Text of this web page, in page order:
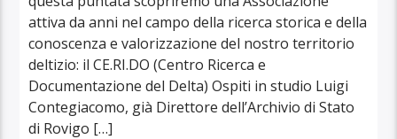
attiva da anni nel campo della ricerca storica e della
conoscenza e valorizzazione del nostro territorio
deltizio: il CE.RI.DO (Centro Ricerca e
Documentazione del Delta) Ospiti in studio Luigi
Contegiacomo, già Direttore dell’Archivio di Stato
di Rovigo […]